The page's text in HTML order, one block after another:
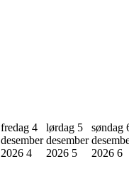
fredag 4
desember
2026 4
lørdag 5
desember
2026 5
søndag
2026 6